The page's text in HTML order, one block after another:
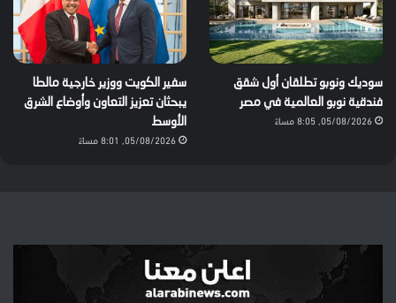
سوديك ونوبو تطلقان أول شقق
فندقية نوبو العالمية في مصر
05/08/2026, 8:05 مساءً
سفير الكويت ووزير خارجية مالطا
يبحثان تعزيز التعاون وأوضاع الشرق
الأوسط
05/08/2026, 8:01 مساءً